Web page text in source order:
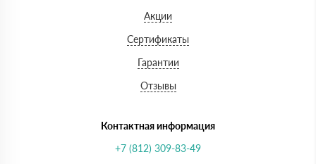
Акции
Сертификаты
Гарантии
Отзывы
Контактная информация
+7 (812) 309-83-49